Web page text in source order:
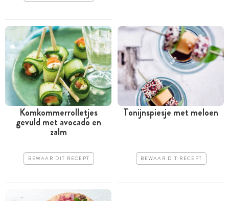
Komkommerrolletjes
gevuld met avocado en
zalm
BEWAAR DIT RECEPT
Tonijnspiesje met meloen
BEWAAR DIT RECEPT